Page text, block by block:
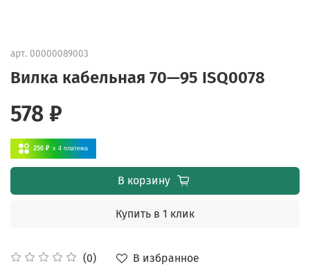
арт. 00000089003
Вилка кабельная 70—95 ISQ0078
(0)
В избранное
578 ₽
250 ₽ x 4 платежа
В корзину
Купить в 1 клик